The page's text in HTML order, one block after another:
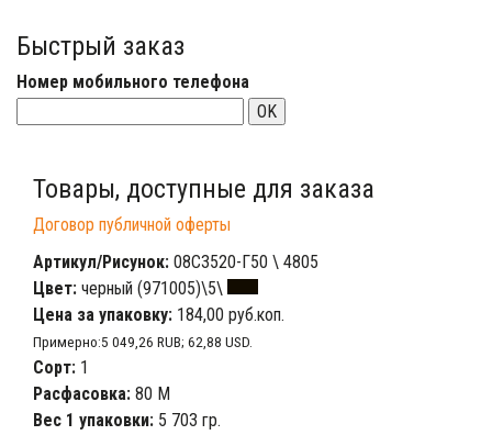
Быстрый заказ
Номер мобильного телефона
OK
Товары, доступные для заказа
Договор публичной оферты
Артикул/Рисунок: 08С3520-Г50 \ 4805
Цвет: черный (971005)\5\
Цена за упаковку: 184,00 руб.коп.
Примерно:5 049,26 RUB; 62,88 USD.
Сорт: 1
Расфасовка: 80 М
Вес 1 упаковки: 5 703 гр.